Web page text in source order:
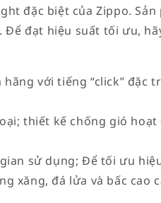
đặc biệt của Zippo. Sản
đạt hiệu suất tối ưu,
với tiếng “click” đặc
thiết kế chống gió hoạt
sử dụng; Để tối ưu
xăng, đá lửa và bấc cao